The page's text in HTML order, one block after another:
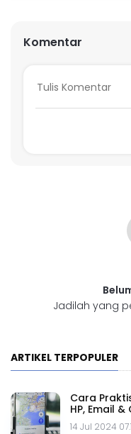
Komentar
Jadilah yang
ARTIKEL TERPOPULER
Cara
HP, Email
14 Jul 2024